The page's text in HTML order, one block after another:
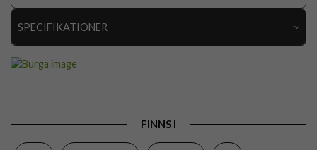
SPECIFIKATIONER
FINNS I